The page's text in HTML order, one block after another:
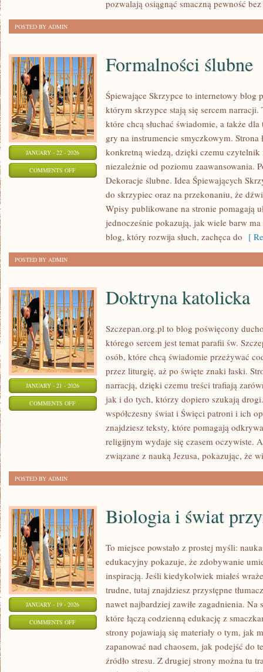
pozwalają osiągnąć smaczną pewność
POSTED BY ADMIN
JANUARY - 22 - 2026
COMMENTS OFFON
FORMALNOŚCI
Formalności ślubne
Śpiewające Skrzypce to internetowy blog
którym skrzypce stają się sercem narracji.
które chcą słuchać świadomie, a także
gry na instrumencie smyczkowym.
konkretną wiedzą, dzięki czemu czytelnik
niezależnie od poziomu zaawansowania.
Dekoracje ślubne. Idea Śpiewających
do skrzypiec oraz na przekonaniu, że
Wpisy publikowane na stronie pomagają
jednocześnie pokazują, jak wiele barw
blog, który rozwija słuch, zachęca do [
POSTED BY ADMIN
JANUARY - 21 - 2026
COMMENTS OFFON
DOKTRYNA
KATOLICKA
Doktryna katolicka
Szczepan.org.pl to blog poświęcony
którego sercem jest temat parafii św.
osób, które chcą świadomie przeżywać
przez liturgię, aż po święte znaki łaski.
narracją, dzięki czemu treści trafiają
jak i do tych, którzy dopiero szukają
współczesny świat i Święci patroni i ich
znajdziesz teksty, które pomagają
religijnym wydaje się czasem oczywiste.
związane z nauką Jezusa, pokazując, że
POSTED BY ADMIN
JANUARY - 19 - 2026
COMMENTS OFFON
Biologia i świat
To miejsce powstało z prostej myśli:
edukacyjny pokazuje, że zdobywanie
inspiracją. Jeśli kiedykolwiek miałeś
trudne, tutaj znajdziesz przystępne
nawet najbardziej zawiłe zagadnienia. Na
które łączą codzienną edukację z
strony pojawiają się materiały o tym, jak
zapanować nad chaosem, jak podejść do
źródło stresu. Z drugiej strony można tu